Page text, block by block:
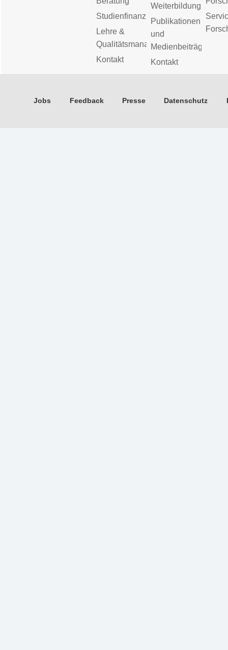
Studienfinanzierung
Lehre &
Qualitätsmanagement
Kontakt
Weiterbildung
Publikationen
und
Medienbeiträge
Kontakt
Jobs Feedback Presse Datenschutz